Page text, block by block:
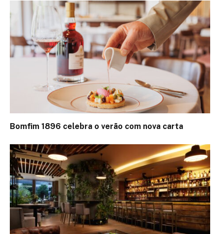
Bomfim 1896 celebra o verão com nova carta